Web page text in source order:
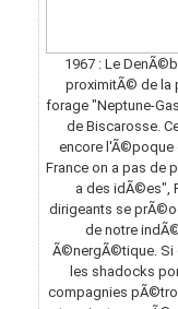
1967 : Le
proximitÃ© de la
forage "Neptune-
de Biscarosse.
encore l'Ã©poque
France on a pas de
a des idÃ©es",
dirigeants se
de notre
Ã©nergÃ©tique. Si
les shadocks
compagnies